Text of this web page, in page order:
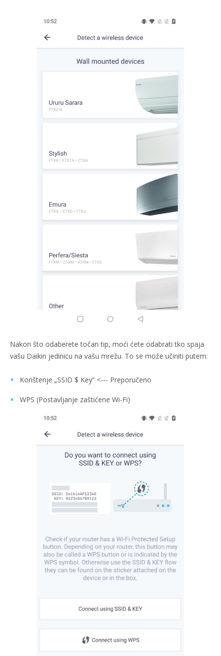
Nakon što odaberete točan tip, moći ćete odabrati tko spaja
vašu Daikin jedinicu na vašu mrežu. To se može učiniti putem:
Korištenje „SSID $ Key“ <--- Preporučeno
WPS (Postavljanje zaštićene Wi-Fi)